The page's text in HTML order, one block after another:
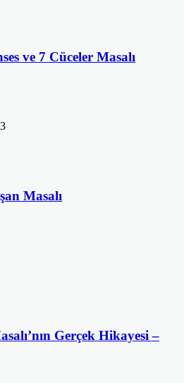
ve 7 Cüceler Masalı
Masalı
Gerçek Hikayesi –